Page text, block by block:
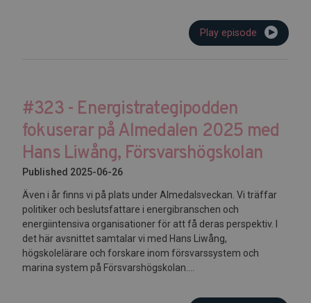
Play episode
#323 - Energistrategipodden
fokuserar på Almedalen 2025 med
Hans Liwång, Försvarshögskolan
Published 2025-06-26
Även i år finns vi på plats under Almedalsveckan. Vi träffar
politiker och beslutsfattare i energibranschen och
energiintensiva organisationer för att få deras perspektiv. I
det här avsnittet samtalar vi med Hans Liwång,
högskolelärare och forskare inom försvarssystem och
marina system på Försvarshögskolan....